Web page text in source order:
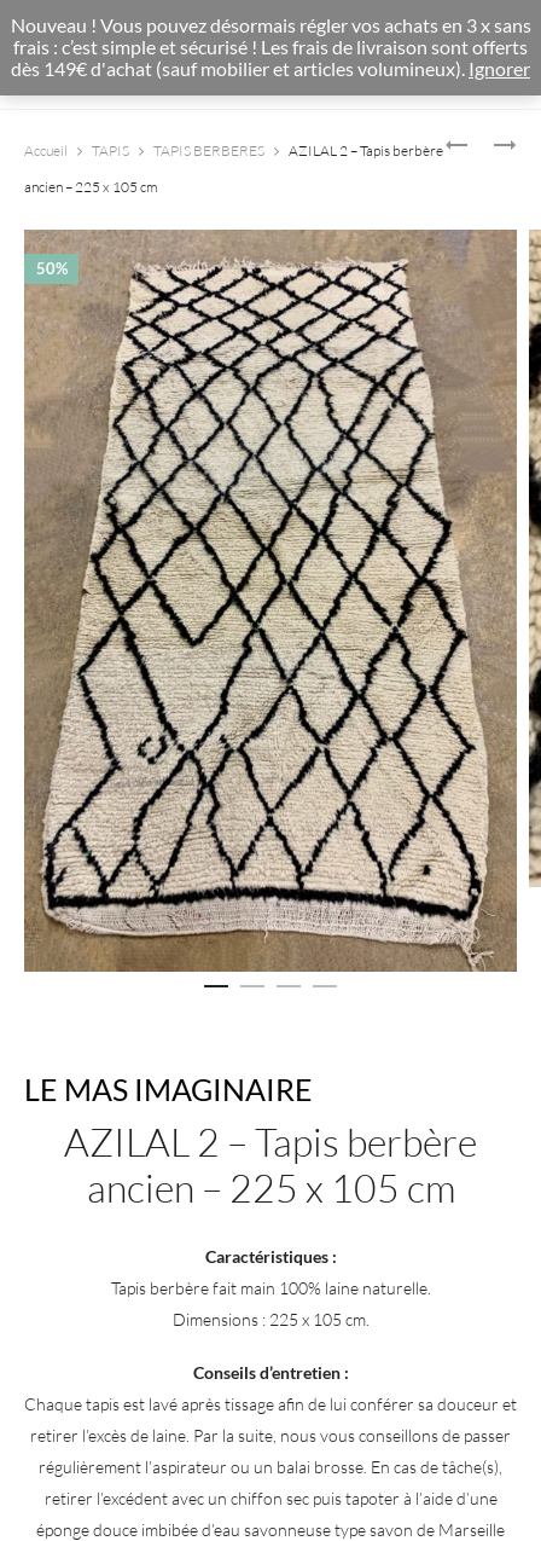
0
Product
PAMPILLE
CIRE
COLORIS
DOTS
ANCIEN
CM
Accueil TAPIS TAPIS BERBERES
AZILAL 2 – Tapis berbère
ancien – 225 x 105 cm
50%
LE MAS IMAGINAIRE
AZILAL 2 – Tapis berbère
ancien – 225 x 105 cm
Caractéristiques :
Tapis berbère fait main 100% laine naturelle.
Dimensions : 225 x 105 cm.
Conseils d’entretien :
Chaque tapis est lavé après tissage afin de lui conférer sa douceur et
retirer l’excès de laine. Par la suite, nous vous conseillons de passer
régulièrement l’aspirateur ou un balai brosse. En cas de tâche(s),
retirer l’excédent avec un chiffon sec puis tapoter à l’aide d’une
éponge douce imbibée d’eau savonneuse type savon de Marseille
Nouveau ! Vous pouvez désormais régler vos achats en 3 x sans
frais : c’est simple et sécurisé ! Les frais de livraison sont offerts
dès 149€ d'achat (sauf mobilier et articles volumineux). Ignorer